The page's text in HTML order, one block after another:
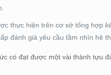
thực hiện trên cơ sở tổng hợp
đánh giá yêu cầu tầm nhìn hệ
có đạt được một vài thành tựu